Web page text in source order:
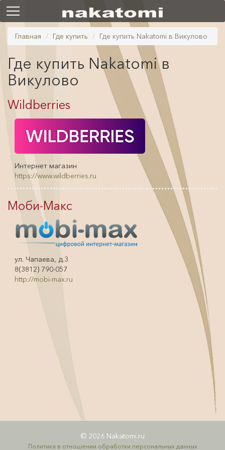
Главная Где купить Где купить Nakatomi в Викулово
Где купить Nakatomi в
Викулово
Wildberries
Интернет магазин
https://www.wildberries.ru
Моби-Макс
ул. Чапаева, д.3
8(3812) 790-057
http://mobi-max.ru
© 2026 Nakatomi.ru
Политика в отношении обработки персональных данных